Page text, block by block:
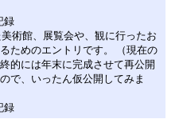
録
術館、展覧会や、観に行ったお
ためのエントリです。 （現在の
的には年末に完成させて再公開
で、いったん仮公開してみま
録